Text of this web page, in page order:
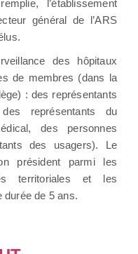
l’établissement
général de l’ARS
des hôpitaux
de membres (dans la
: des représentants
représentants du
des personnes
des usagers). Le
président parmi les
territoriales et les
durée de 5 ans.